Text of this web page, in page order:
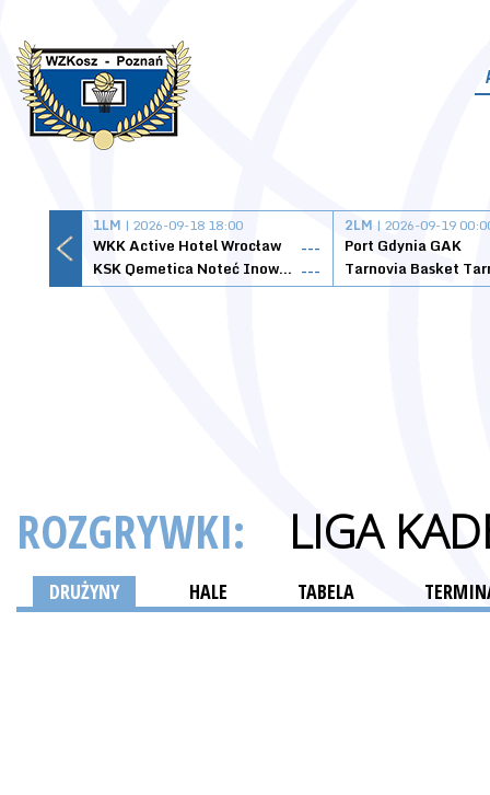
1LM | 2026-09-18 18:00
WKK Active Hotel Wrocław
---
KSK Qemetica Noteć Inowrocław ---
2LM | 2026-09-19
Port Gdynia GAK
ROZGRYWKI: LIGA
DRUŻYNY HALE TABELA